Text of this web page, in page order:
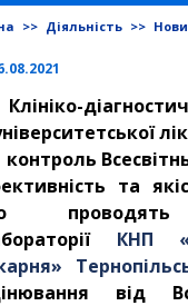
>> Діяльність >>
Клініко-
контроль
та
проводять
КНП
від